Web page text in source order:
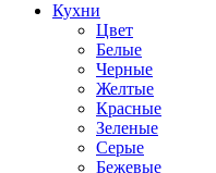
Кухни
Цвет
Белые
Черные
Желтые
Красные
Зеленые
Серые
Бежевые